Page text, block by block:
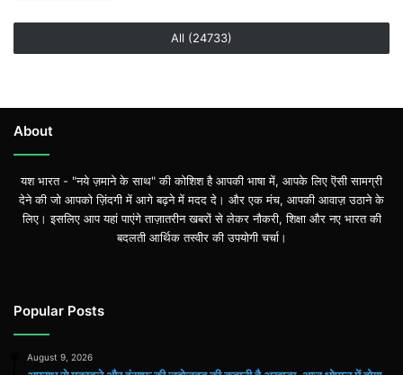
All (24733)
About
यश भारत - "नये ज़माने के साथ" की कोशिश है आपकी भाषा में, आपके लिए ऎसी सामग्री
देने की जो आपको ज़िंदगी में आगे बढ़ने में मदद दे। और एक मंच, आपकी आवाज़ उठाने के
लिए। इसलिए आप यहां पाएंगे ताज़ातरीन खबरों से लेकर नौकरी, शिक्षा और नए भारत की
बदलती आर्थिक तस्वीर की उपयोगी चर्चा।
Popular Posts
August 9, 2026